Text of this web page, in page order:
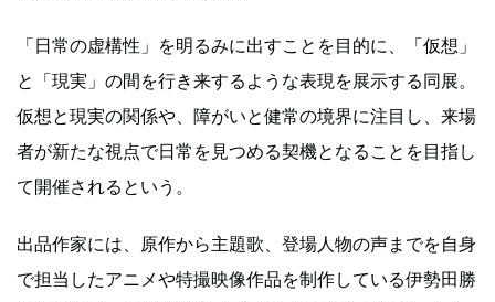
「日常の虚構性」を明るみに出すことを目的に、「仮想」
と「現実」の間を行き来するような表現を展示する同展。
仮想と現実の関係や、障がいと健常の境界に注目し、来場
者が新たな視点で日常を見つめる契機となることを目指し
て開催されるという。
出品作家には、原作から主題歌、登場人物の声までを自身
で担当したアニメや特撮映像作品を制作している伊勢田勝